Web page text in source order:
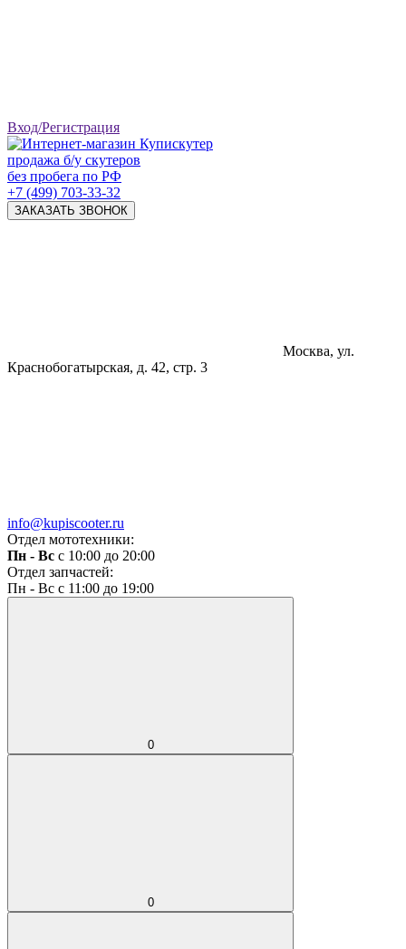
Вход/Регистрация
продажа б/у скутеров
без пробега по РФ
+7 (499) 703-33-32
ЗАКАЗАТЬ ЗВОНОК
Москва, ул.
Краснобогатырская, д. 42, стр. 3
info@kupiscooter.ru
Отдел мототехники:
Пн - Вс с 10:00 до 20:00
Отдел запчастей:
Пн - Вс с 11:00 до 19:00
0
0